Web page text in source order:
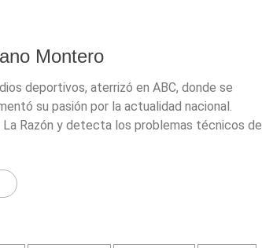
Montero
deportivos, aterrizó en ABC, donde se
su pasión por la actualidad nacional.
Razón y detecta los problemas técnicos de